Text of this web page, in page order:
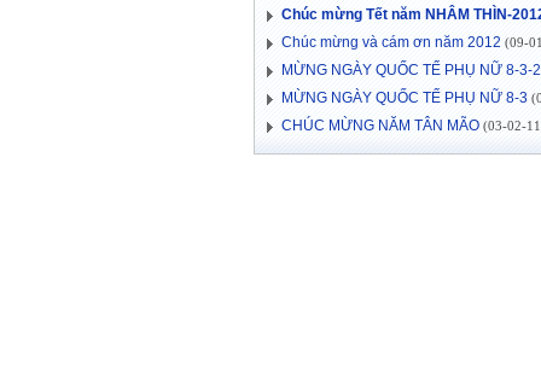
Chúc mừng Tết năm NHÂM THÌN-
Chúc mừng và cám ơn năm 2012 (09-
MỪNG NGÀY QUỐC TẾ PHỤ NỮ 8-3-
MỪNG NGÀY QUỐC TẾ PHỤ NỮ 8-3
CHÚC MỪNG NĂM TÂN MÃO (03-02-